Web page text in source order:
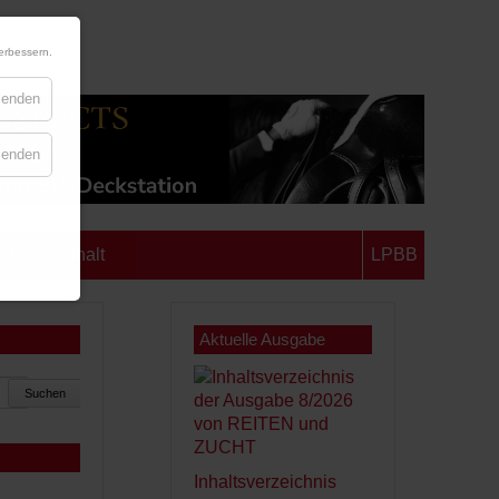
Anhalt LPBB
Suchen
Aktuelle Ausgabe
Inhaltsverzeichnis